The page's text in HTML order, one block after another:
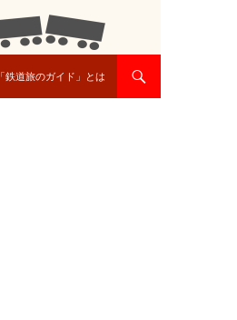
「鉄道旅のガイド」とは